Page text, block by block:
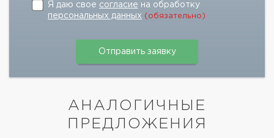
Я даю свое согласие на обработку
персональных данных (обязательно)
АНАЛОГИЧНЫЕ
ПРЕДЛОЖЕНИЯ